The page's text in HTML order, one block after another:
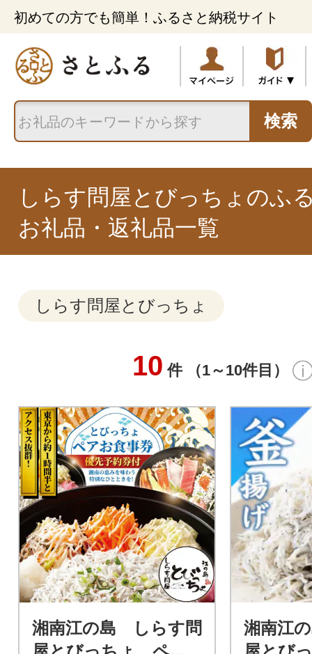
初めての方でも簡単！ふるさと納税サイト
検索
しらす問屋とびっちょのふ
お礼品・返礼品一覧
しらす問屋とびっちょ
10 件 （1～10件目）
湘南江の島 しらす問
湘南江